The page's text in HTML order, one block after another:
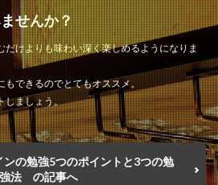
せんか？
けよりも味わい深く楽しめるようになりま
もできるのでとてもオススメ。
しましょう。
ンの勉強5つのポイントと3つの勉
強法 の記事へ